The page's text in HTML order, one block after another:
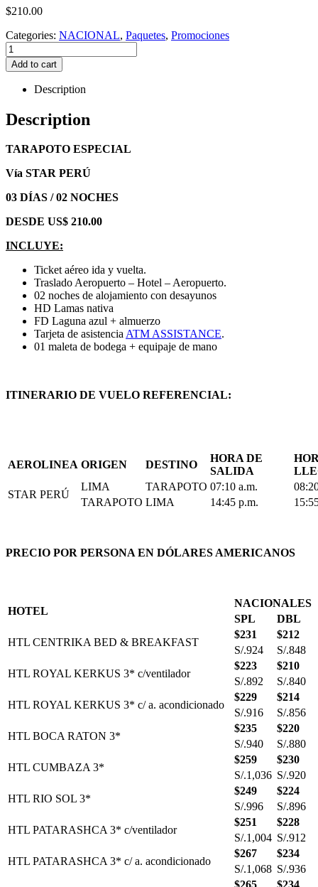
$210.00
Categories: NACIONAL, Paquetes, Promociones
Add to cart
Description
Description
TARAPOTO ESPECIAL
Vía STAR PERÚ
03 DÍAS / 02 NOCHES
DESDE US$ 210.00
INCLUYE:
Ticket aéreo ida y vuelta.
Traslado Aeropuerto – Hotel – Aeropuerto.
02 noches de alojamiento con desayunos
HD Lamas nativa
FD Laguna azul + almuerzo
Tarjeta de asistenciaATM ASSISTANCE.
01 maleta de bodega + equipaje de mano
ITINERARIO DE VUELO REFERENCIAL:
AEROLINEA ORIGEN DESTINO
HORA DE
SALIDA
STAR PERÚ
LIMA TARAPOTO 07:10 a.m.
TARAPOTO LIMA 14:45 p.m.
PRECIO POR PERSONA EN DÓLARES AMERICANOS
HOTEL
NACIONALES
SPL
DBL
HTL CENTRIKA BED & BREAKFAST
$231
$212
S/.924
S/.848
HTL ROYAL KERKUS 3* c/ventilador
$223
$210
S/.892
S/.840
HTL ROYAL KERKUS 3* c/ a. acondicionado
$229
$214
S/.916
S/.856
HTL BOCA RATON 3*
$235
$220
S/.940
S/.880
HTL CUMBAZA 3*
$259
$230
S/.1,036 S/.920
HTL RIO SOL 3*
$249
$224
S/.996
S/.896
HTL PATARASHCA 3* c/ventilador
$251
$228
S/.1,004 S/.912
HTL PATARASHCA 3* c/ a. acondicionado
$267
$234
S/.1,068 S/.936